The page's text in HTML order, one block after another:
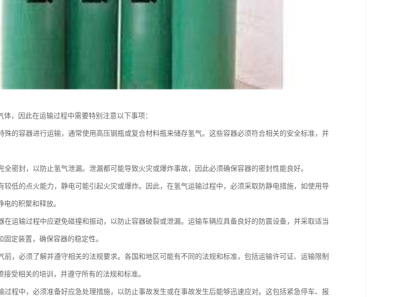
，因此在运输过程中需要特别注意以下事项：
殊的容器进行运输，通常使用高压钢瓶或复合材料瓶来储存氢气。这些容器必须符合相关的安全标准，并
全密封，以防止氢气泄漏。泄漏都可能导致火灾或爆炸事故，因此必须确保容器的密封性能良好。
较低的点火能力，静电可能引起火灾或爆炸。因此，在氢气运输过程中，必须采取防静电措施，如使用导
的积聚和释放。
在运输过程中应避免碰撞和振动，以防止容器破裂或泄漏。运输车辆应具备良好的防震设备，并采取适当
定装置，确保容器的稳定性。
前，必须了解并遵守相关的法规要求。各国和地区可能有不同的法规和标准，包括运输许可证、运输限制
受相关的培训，并遵守所有的法规和标准。
过程中，必须准备好应急处理措施，以防止事故发生或在事故发生后能够迅速应对。这包括紧急停车、报